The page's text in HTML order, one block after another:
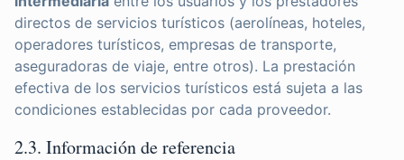
directos de servicios turísticos (aerolíneas, hoteles,
operadores turísticos, empresas de transporte,
aseguradoras de viaje, entre otros). La prestación
efectiva de los servicios turísticos está sujeta a las
condiciones establecidas por cada proveedor.
2.3. Información de referencia